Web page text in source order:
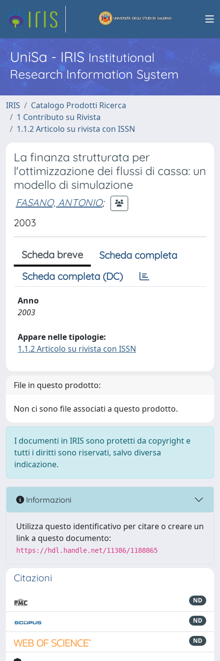
UniSa - IRISInstitutional
Research Information System
IRIS
Catalogo Prodotti Ricerca
1 Contributo su Rivista
1.1.2 Articolo su rivista con ISSN
La finanza strutturata per
l'ottimizzazione dei flussi di cassa: un
modello di simulazione
FASANO, ANTONIO;
2003
Scheda breve
Scheda completa
Scheda completa (DC)
Anno
2003
Appare nelle tipologie:
1.1.2 Articolo su rivista con ISSN
File in questo prodotto:
Non ci sono file associati a questo prodotto.
I documenti in IRIS sono protetti da copyright e
tutti i diritti sono riservati, salvo diversa
indicazione.
Informazioni
Utilizza questo identificativo per citare o creare un
link a questo documento:
https://hdl.handle.net/11386/1188865
Citazioni
ND
ND
ND